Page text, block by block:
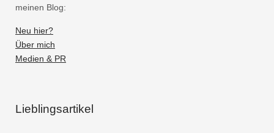
meinen Blog:
Neu hier?
Über mich
Medien & PR
Lieblingsartikel